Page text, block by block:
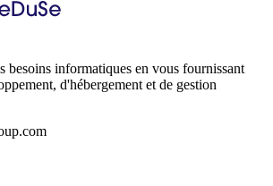
besoins informatiques en vous fournissant
d'hébergement et de gestion